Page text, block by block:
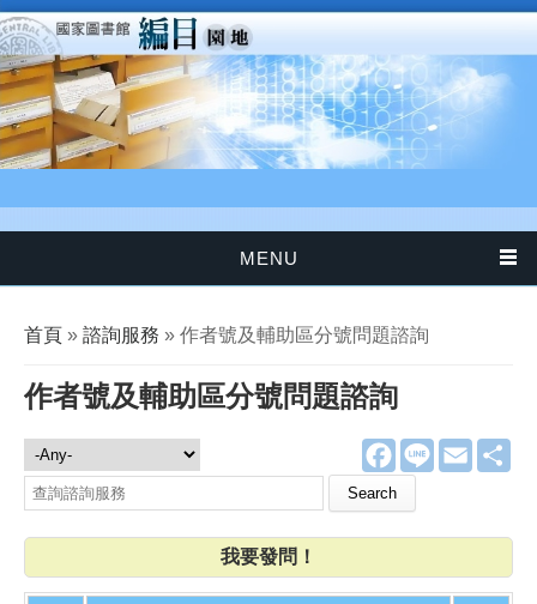
移至主內容
MENU
您在這裡
首頁 » 諮詢服務 » 作者號及輔助區分號問題諮詢
作者號及輔助區分號問題諮詢
F
a
e
o
k
L
E
m
諮詢服務
Search this site
我要發問！